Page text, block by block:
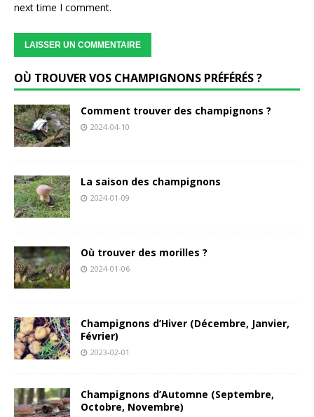
next time I comment.
OÙ TROUVER VOS CHAMPIGNONS PRÉFÉRÉS ?
Comment trouver des champignons ?
2024-04-10
La saison des champignons
2024-01-09
Où trouver des morilles ?
2024-01-06
Champignons d’Hiver (Décembre, Janvier,
Février)
2023-02-01
Champignons d’Automne (Septembre,
Octobre, Novembre)